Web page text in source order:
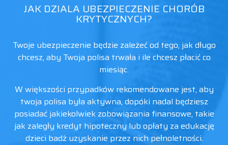
JAK DZIALA UBEZPIECZENIE CHORÓB
KRYTYCZNYCH?
Twoje ubezpieczenie będzie zależeć od tego, jak długo
chcesz, aby Twoja polisa trwała i ile chcesz płacić co
miesiąc.
W większości przypadków rekomendowane jest, aby
twoja polisa była aktywna, dopóki nadal będziesz
posiadać jakiekolwiek zobowiązania finansowe, takie
jak zaległy kredyt hipoteczny lub opłaty za edukację
dzieci badż uzyskanie przez nich pełnoletności.